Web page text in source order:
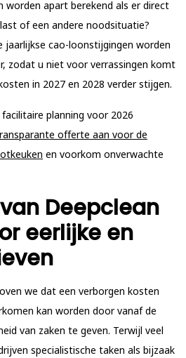
worden apart berekend als er direct
of een andere noodsituatie?
jaarlijkse cao-loonstijgingen worden
zodat u niet voor verrassingen komt
in 2027 en 2028 verder stijgen.
planning voor 2026
offerte aan voor de
en voorkom onverwachte
Deepclean
eerlijke en
we dat een verborgen kosten
kan worden door vanaf de
van zaken te geven. Terwijl veel
specialistische taken als bijzaak